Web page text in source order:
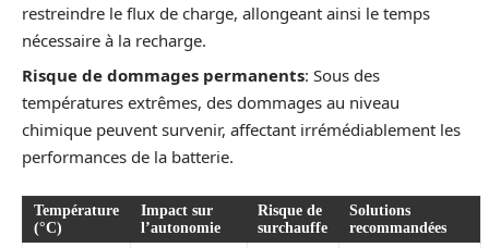
restreindre le flux de charge, allongeant ainsi le temps
nécessaire à la recharge.
Risque de dommages permanents: Sous des
températures extrêmes, des dommages au niveau
chimique peuvent survenir, affectant irrémédiablement les
performances de la batterie.
Température
(°C)
Impact sur
l’autonomie
Risque de
surchauffe
Solutions
recommandées